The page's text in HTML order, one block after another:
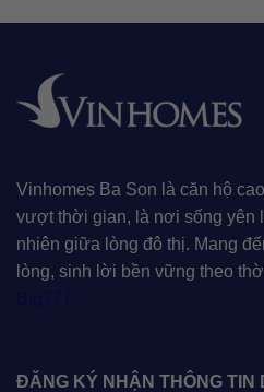
Vinhomes Ba Son là căn hộ
vượt thời gian, là nơi sống yên
nhiên giữa lòng đô thị. Mang
lòng, sinh lời bền vững theo
ĐĂNG KÝ NHẬN THÔNG TIN